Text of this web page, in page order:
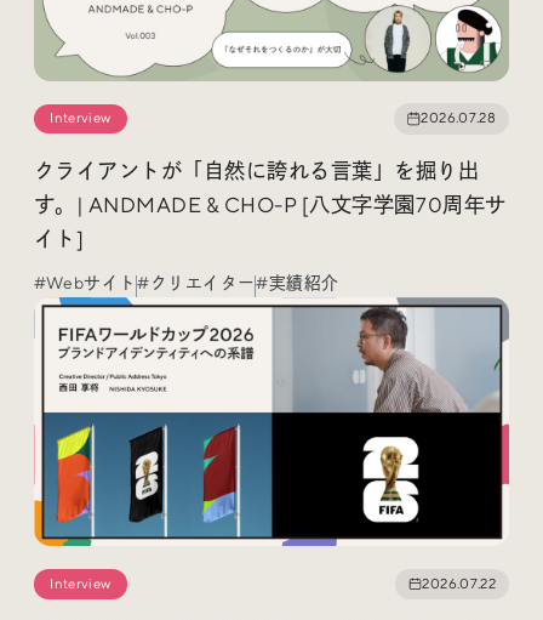
AboutNews
Trend Tags
#Podcast #デザイン
#サイトレビュー
#デジタルデザイン #コミュニティ
#ブランディング #ご当地クリエイター
#シェアオフィス
Interview 2026.07.28
クライアントが「自然に誇れる言葉」を掘り出
す。| ANDMADE & CHO-P [八文字学園70周年サ
イト]
#Webサイト #クリエイター #実績紹介
Interview 2026.07.22